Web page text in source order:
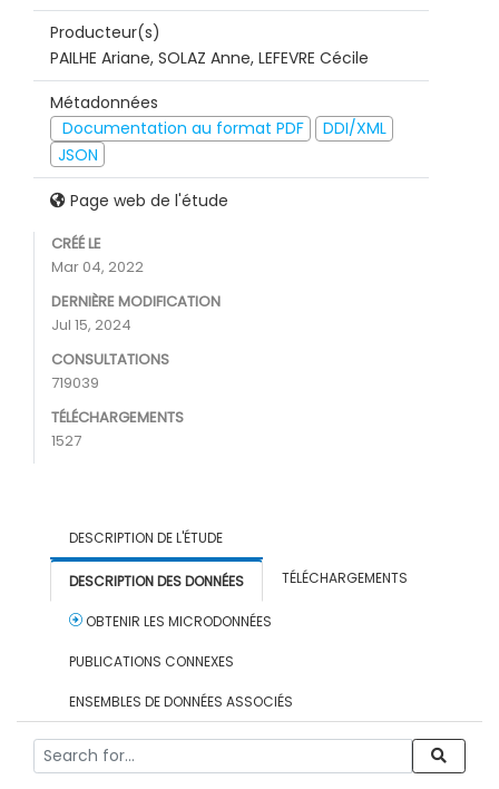
Producteur(s)
PAILHE Ariane, SOLAZ Anne, LEFEVRE Cécile
Métadonnées
Documentation au format PDF
DDI/XML
JSON
Page web de l'étude
CRÉÉ LE
Mar 04, 2022
DERNIÈRE MODIFICATION
Jul 15, 2024
CONSULTATIONS
719039
TÉLÉCHARGEMENTS
1527
DESCRIPTION DE L'ÉTUDE
DESCRIPTION DES DONNÉES TÉLÉCHARGEMENTS
OBTENIR LES MICRODONNÉES
PUBLICATIONS CONNEXES
ENSEMBLES DE DONNÉES ASSOCIÉS